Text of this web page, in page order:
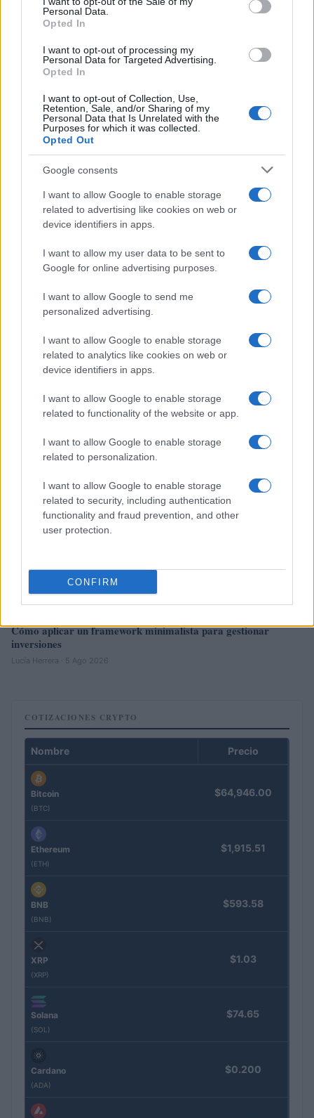
Personal Data.
Opted In
I want to opt-out of processing my
Personal Data for Targeted Advertising.
Opted In
I want to opt-out of Collection, Use,
Retention, Sale, and/or Sharing of my
Personal Data that Is Unrelated with the
Purposes for which it was collected.
Opted Out
Google consents
I want to allow Google to enable storage
related to advertising like cookies on web or
device identifiers in apps.
I want to allow my user data to be sent to
Google for online advertising purposes.
I want to allow Google to send me
personalized advertising.
I want to allow Google to enable storage
related to analytics like cookies on web or
device identifiers in apps.
I want to allow Google to enable storage
related to functionality of the website or app.
I want to allow Google to enable storage
related to personalization.
I want to allow Google to enable storage
related to security, including authentication
functionality and fraud prevention, and other
user protection.
CONFIRM
Guía para evaluar RWA: custodios, oráculos, liquidez y riesgo
Marta Ruiz · 6 Ago 2026
INVERSIONES
Diferencias entre análisis técnico y fundamental: cuándo
Marta Ruiz · 6 Ago 2026
Cómo aplicar un framework minimalista para gestionar
inversiones
Lucía Herrera · 5 Ago 2026
COTIZACIONES CRYPTO
Nombre Precio
Bitcoin
(BTC)
$64,946.00
Ethereum
(ETH)
$1,915.51
BNB
(BNB)
$593.58
XRP
(XRP)
$1.03
Solana
(SOL)
$74.65
Cardano
(ADA)
$0.200